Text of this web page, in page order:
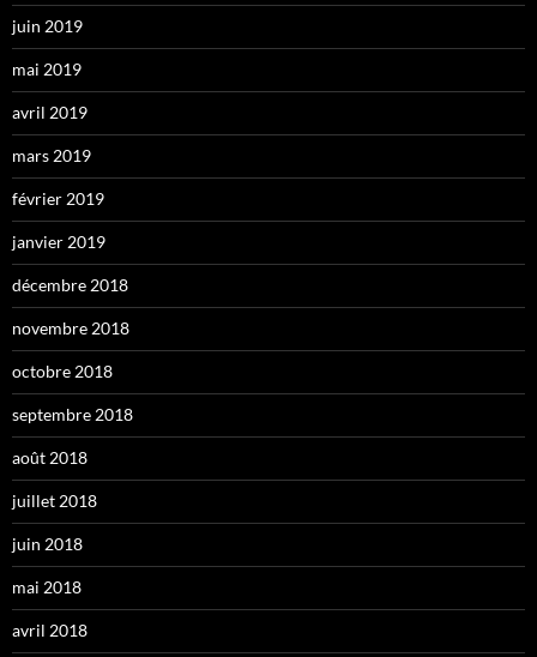
juin 2019
mai 2019
avril 2019
mars 2019
février 2019
janvier 2019
décembre 2018
novembre 2018
octobre 2018
septembre 2018
août 2018
juillet 2018
juin 2018
mai 2018
avril 2018